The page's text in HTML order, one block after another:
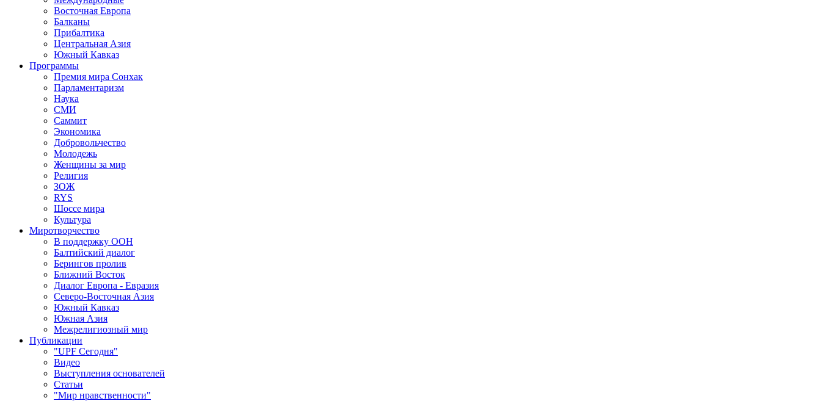
Восточная Европа
Балканы
Прибалтика
Центральная Азия
Южный Кавказ
Программы
Премия мира Сонхак
Парламентаризм
Наука
СМИ
Саммит
Экономика
Добровольчество
Молодежь
Женщины за мир
Религия
ЗОЖ
RYS
Шоссе мира
Культура
Миротворчество
В поддержку ООН
Балтийский диалог
Берингов пролив
Ближний Восток
Диалог Европа - Евразия
Северо-Восточная Азия
Южный Кавказ
Южная Азия
Межрелигиозный мир
Публикации
"UPF Сегодня"
Видео
Выступления основателей
Статьи
"Мир нравственности"